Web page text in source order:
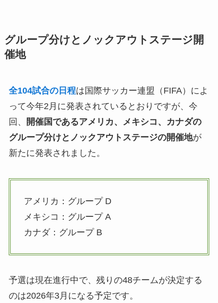
グループ分けとノックアウトステージ開
催地
全104試合の日程は国際サッカー連盟（FIFA）によ
って今年2月に発表されているとおりですが、今
回、
開催国であるアメリカ、メキシコ、カナダの
グループ分けとノックアウトステージの開催地が
新たに発表されました。
アメリカ：グループ D
メキシコ：グループ A
カナダ：グループ B
予選は現在進行中で、残りの48チームが決定する
のは2026年3月になる予定です。